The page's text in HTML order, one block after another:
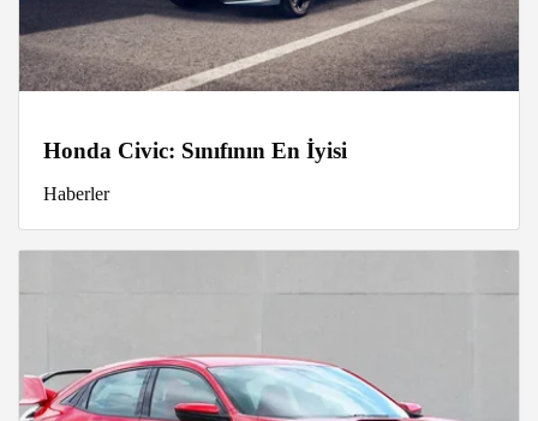
Honda Civic: Sınıfının En İyisi
Haberler